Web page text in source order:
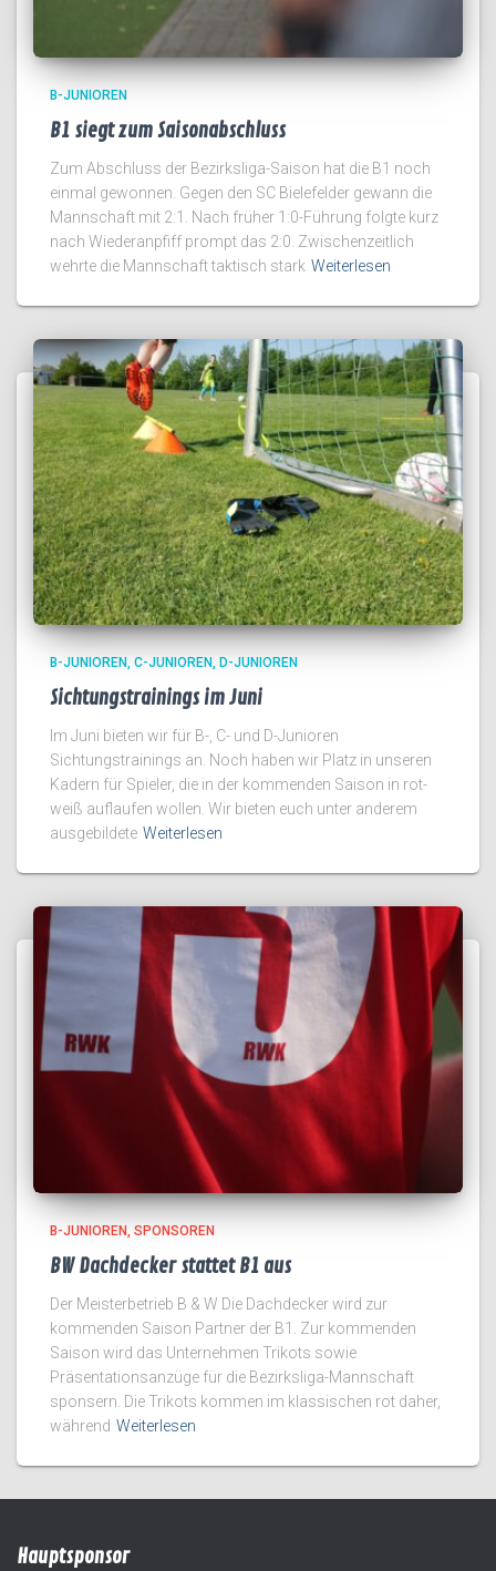
B-JUNIOREN
B1 siegt zum Saisonabschluss
Zum Abschluss der Bezirksliga-Saison hat die B1 noch
einmal gewonnen. Gegen den SC Bielefelder gewann die
Mannschaft mit 2:1. Nach früher 1:0-Führung folgte kurz
nach Wiederanpfiff prompt das 2:0. Zwischenzeitlich
wehrte die Mannschaft taktisch stark Weiterlesen
B-JUNIOREN C-JUNIOREN D-JUNIOREN
Sichtungstrainings im Juni
Im Juni bieten wir für B-, C- und D-Junioren
Sichtungstrainings an. Noch haben wir Platz in unseren
Kadern für Spieler, die in der kommenden Saison in rot-
weiß auflaufen wollen. Wir bieten euch unter anderem
ausgebildete Weiterlesen
B-JUNIOREN SPONSOREN
BW Dachdecker stattet B1 aus
Der Meisterbetrieb B & W Die Dachdecker wird zur
kommenden Saison Partner der B1. Zur kommenden
Saison wird das Unternehmen Trikots sowie
Präsentationsanzüge für die Bezirksliga-Mannschaft
sponsern. Die Trikots kommen im klassischen rot daher,
während Weiterlesen
Hauptsponsor